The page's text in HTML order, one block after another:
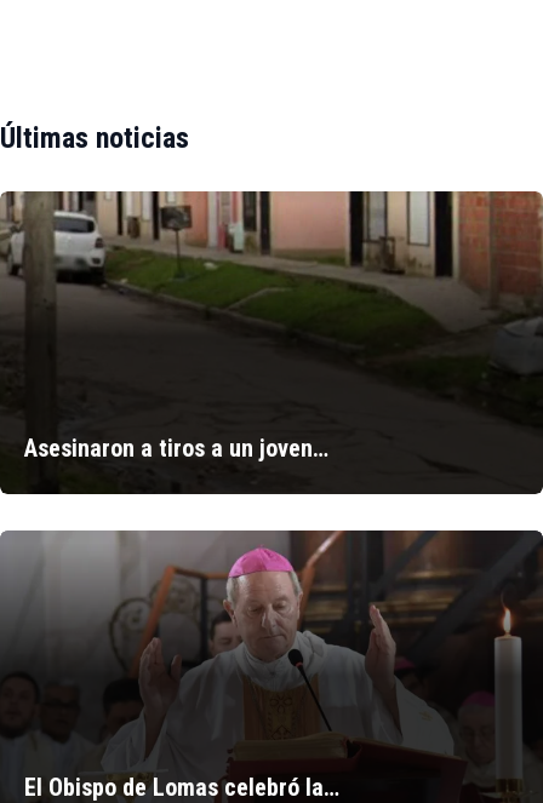
Últimas noticias
Asesinaron a tiros a un joven…
El Obispo de Lomas celebró la…